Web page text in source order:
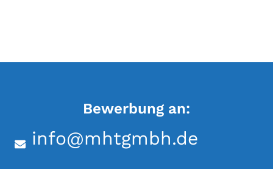
Bewerbung an:
info@mhtgmbh.de